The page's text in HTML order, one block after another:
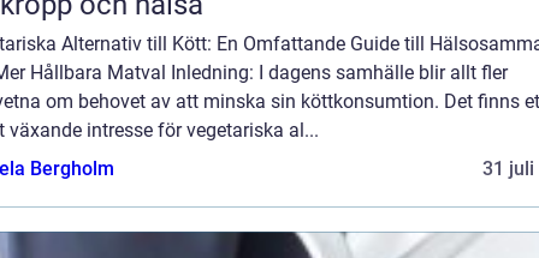
Alternativ till Kött: En Omfattande Guide till
Hållbara Matval Inledning: I dagens samhälle blir allt fler
om behovet av att minska sin köttkonsumtion. Det finns
växande intresse för vegetariska al...
Bergholm
31 juli